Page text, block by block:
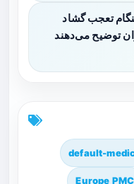
تعجب گشاد
توضیح می‌دهند
default-
Europe PMC